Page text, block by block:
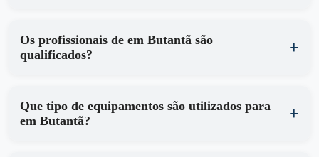
Os profissionais de em Butantã são
qualificados?
Que tipo de equipamentos são utilizados para
em Butantã?